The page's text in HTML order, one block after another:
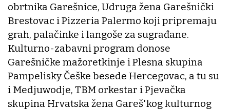
obrtnika Garešnice, Udruga žena Garešnički
Brestovac i Pizzeria Palermo koji pripremaju
grah, palačinke i langoše za sugrađane.
Kulturno-zabavni program donose
Garešničke mažoretkinje i Plesna skupina
Pampelisky Češke besede Hercegovac, a tu su
i Medjuwodje, TBM orkestar i Pjevačka
skupina Hrvatska žena Gareš'kog kulturnog